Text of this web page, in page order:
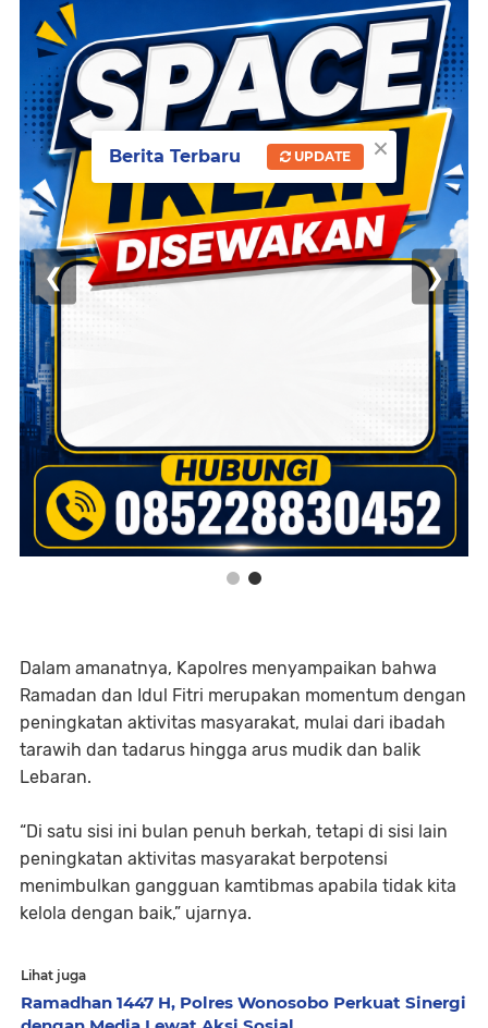
❮ ❯
Dalam amanatnya, Kapolres menyampaikan bahwa
Ramadan dan Idul Fitri merupakan momentum dengan
peningkatan aktivitas masyarakat, mulai dari ibadah
tarawih dan tadarus hingga arus mudik dan balik
Lebaran.
“Di satu sisi ini bulan penuh berkah, tetapi di sisi lain
peningkatan aktivitas masyarakat berpotensi
menimbulkan gangguan kamtibmas apabila tidak kita
kelola dengan baik,” ujarnya.
Lihat juga
Ramadhan 1447 H, Polres Wonosobo Perkuat Sinergi
×
Berita Terbaru UPDATE